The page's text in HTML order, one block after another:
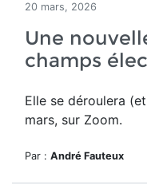
20 mars, 2026
Une
champs
Elle se déroulera
mars, sur Zoom.
Par : André Fauteux